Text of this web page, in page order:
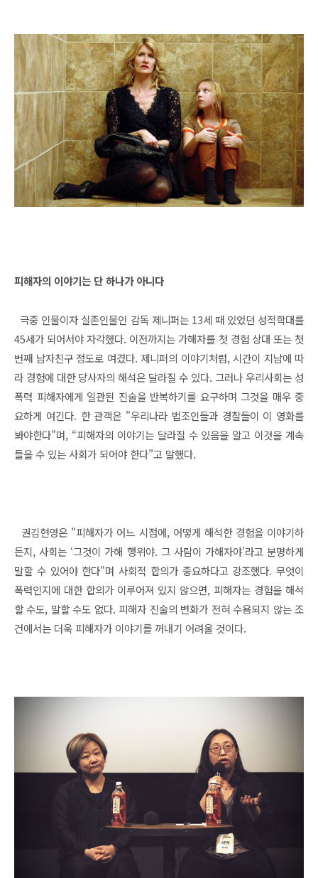
피해자의 이야기는 단 하나가 아니다
극중 인물이자 실존인물인 감독 제니퍼는 13세 때 있었던 성적학대를
45세가 되어서야 자각했다. 이전까지는 가해자를 첫 경험 상대 또는 첫
번째 남자친구 정도로 여겼다. 제니퍼의 이야기처럼, 시간이 지남에 따
라 경험에 대한 당사자의 해석은 달라질 수 있다. 그러나 우리사회는 성
폭력 피해자에게 일관된 진술을 반복하기를 요구하며 그것을 매우 중
요하게 여긴다. 한 관객은 "우리나라 법조인들과 경찰들이 이 영화를
봐야한다"며, “피해자의 이야기는 달라질 수 있음을 알고 이것을 계속
들을 수 있는 사회가 되어야 한다”고 말했다.
권김현영은 "피해자가 어느 시점에, 어떻게 해석한 경험을 이야기하
든지, 사회는 ‘그것이 가해 행위야. 그 사람이 가해자야’라고 분명하게
말할 수 있어야 한다"며 사회적 합의가 중요하다고 강조했다. 무엇이
폭력인지에 대한 합의가 이루어져 있지 않으면, 피해자는 경험을 해석
할 수도, 말할 수도 없다. 피해자 진술의 변화가 전혀 수용되지 않는 조
건에서는 더욱 피해자가 이야기를 꺼내기 어려울 것이다.